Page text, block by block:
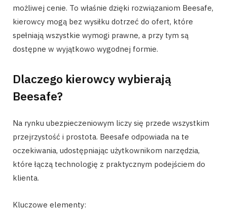
możliwej cenie. To właśnie dzięki rozwiązaniom Beesafe,
kierowcy mogą bez wysiłku dotrzeć do ofert, które
spełniają wszystkie wymogi prawne, a przy tym są
dostępne w wyjątkowo wygodnej formie.
Dlaczego kierowcy wybierają
Beesafe?
Na rynku ubezpieczeniowym liczy się przede wszystkim
przejrzystość i prostota. Beesafe odpowiada na te
oczekiwania, udostępniając użytkownikom narzędzia,
które łączą technologię z praktycznym podejściem do
klienta.
Kluczowe elementy: